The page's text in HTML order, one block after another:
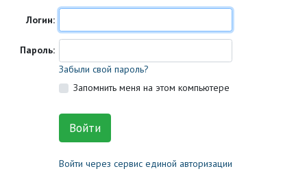
Логин:
Пароль:
Забыли свой пароль?
Запомнить меня на этом компьютере
Войти через сервис единой авторизации